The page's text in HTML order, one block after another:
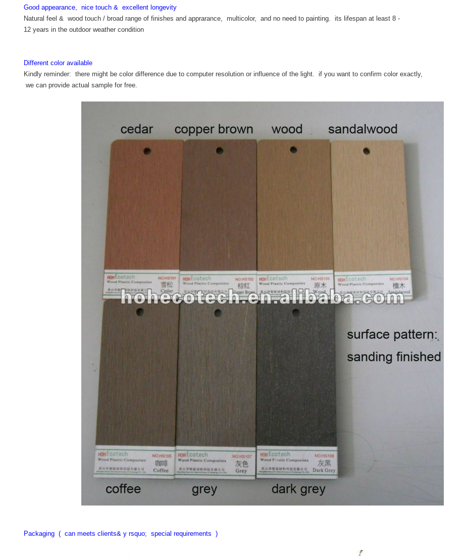
Good appearance, nice touch & excellent longevity
Natural feel & wood touch / broad range of finishes and apprarance, multicolor, and no need to painting. its lifespan at least 8 -
12 years in the outdoor weather condition
Different color available
Kindly reminder: there might be color difference due to computer resolution or influence of the light. if you want to confirm color exactly,
we can provide actual sample for free.
Packaging ( can meets clients& y rsquo; special requirements )